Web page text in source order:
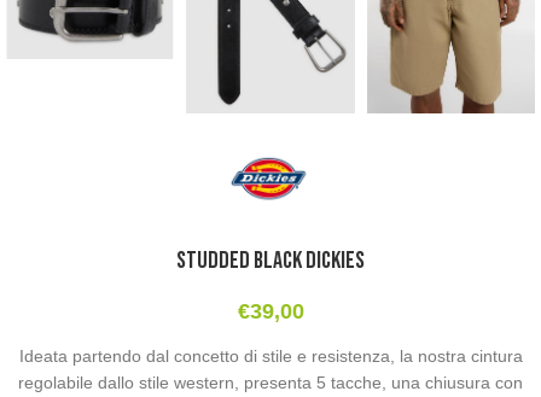
Studded Black Dickies
€39,00
Ideata partendo dal concetto di stile e resistenza, la nostra cintura
regolabile dallo stile western, presenta 5 tacche, una chiusura con